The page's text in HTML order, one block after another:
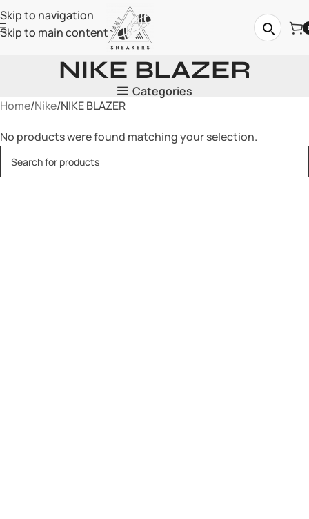
Skip to navigation
Skip to main content
NIKE BLAZER
Categories
Home Nike NIKE BLAZER
No products were found matching your selection.